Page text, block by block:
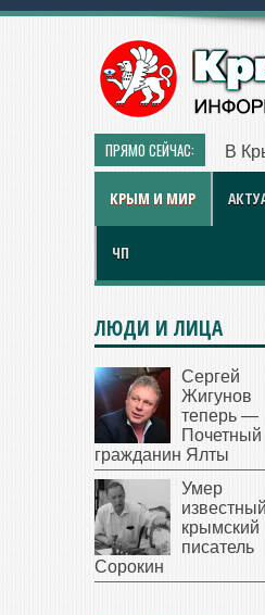
ПРЯМО СЕЙЧАС: В
КРЫМ И МИР
ЧП
ЛЮДИ И ЛИЦА
Сергей
Жигунов
теперь —
Почетный
гражданин Ялты
Умер
известный
крымский
писатель
Сорокин